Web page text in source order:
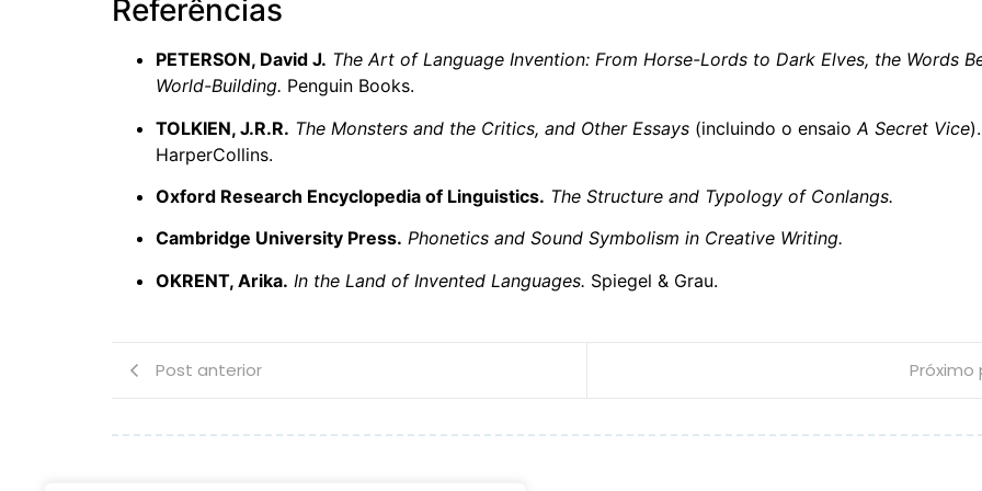
Referências
PETERSON, David J. The Art of Language Invention: From Horse-Lords to Dark Elves, the Words
World-Building. Penguin Books.
TOLKIEN, J.R.R. The Monsters and the Critics, and Other Essays (incluindo o ensaio A Secret Vice).
HarperCollins.
Oxford Research Encyclopedia of Linguistics. The Structure and Typology of Conlangs.
Cambridge University Press. Phonetics and Sound Symbolism in Creative Writing.
OKRENT, Arika. In the Land of Invented Languages. Spiegel & Grau.
Post anterior Próximo